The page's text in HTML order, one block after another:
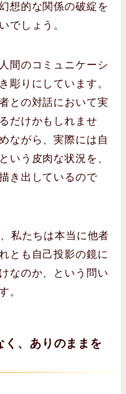
想的な関係の破綻を
でしょう。
間のコミュニケーシ
彫りにしています。
との対話において実
だけかもしれませ
ながら、実際には自
いう皮肉な状況を、
き出しているので
私たちは本当に他者
とも自己投影の鏡に
なのか、という問い
。
く、ありのままを